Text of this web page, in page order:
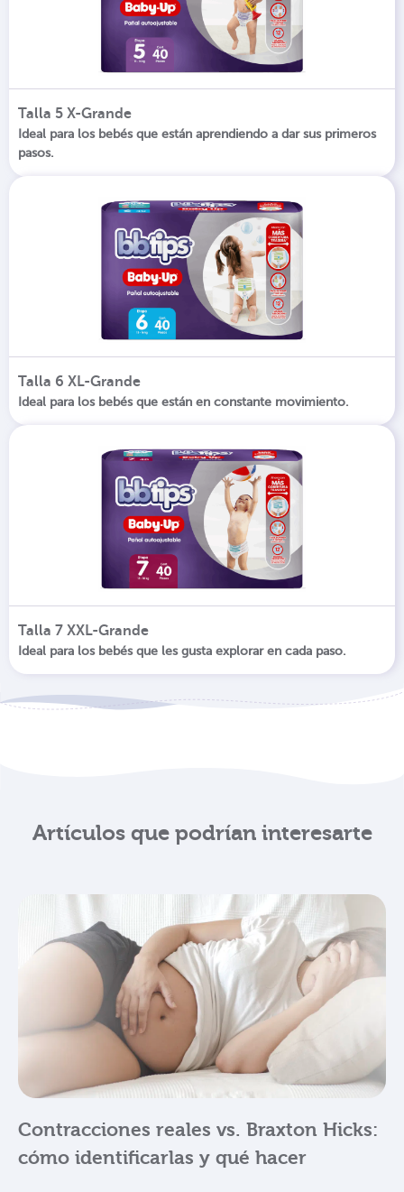
Talla 5 X-Grande
Ideal para los bebés que están aprendiendo a dar sus primeros
pasos.
Talla 6 XL-Grande
Ideal para los bebés que están en constante movimiento.
Talla 7 XXL-Grande
Ideal para los bebés que les gusta explorar en cada paso.
Artículos que podrían interesarte
Contracciones reales vs. Braxton Hicks:
cómo identificarlas y qué hacer